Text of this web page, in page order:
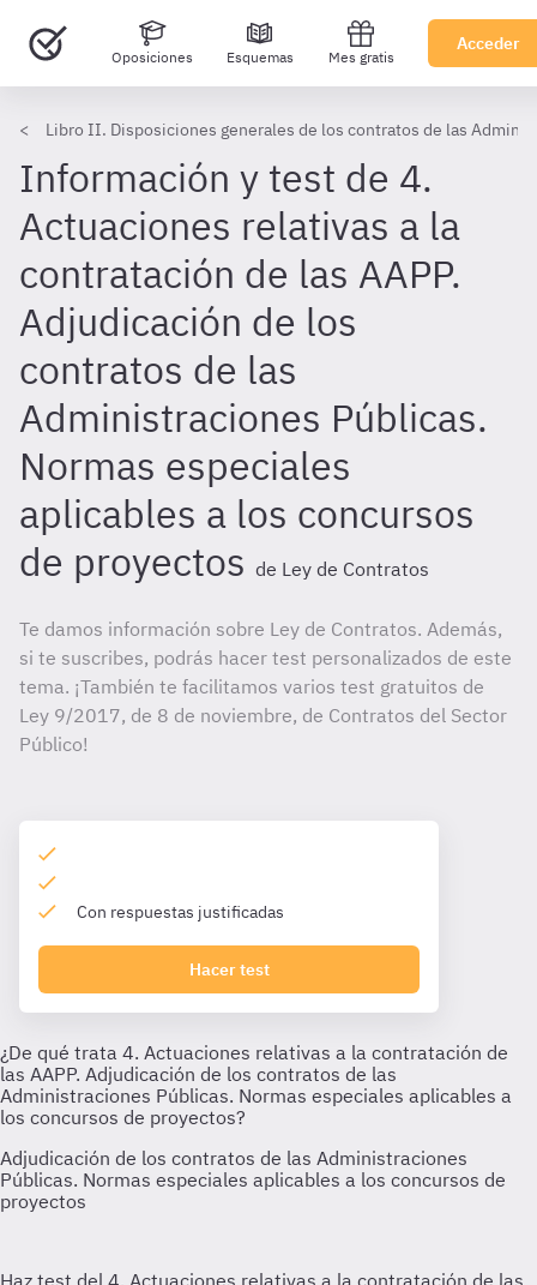
Oposiciones Esquemas Mes gratis
Acceder
Libro II. Disposiciones generales de los contratos de las
Información y test de 4.
Actuaciones relativas a la
contratación de las AAPP.
Adjudicación de los
contratos de las
Administraciones Públicas.
Normas especiales
aplicables a los concursos
de proyectos de Ley de Contratos
Te damos información sobre Ley de Contratos. Además,
si te suscribes, podrás hacer test personalizados de este
tema. ¡También te facilitamos varios test gratuitos de
Ley 9/2017, de 8 de noviembre, de Contratos del Sector
Público!
Con respuestas justificadas
Hacer test